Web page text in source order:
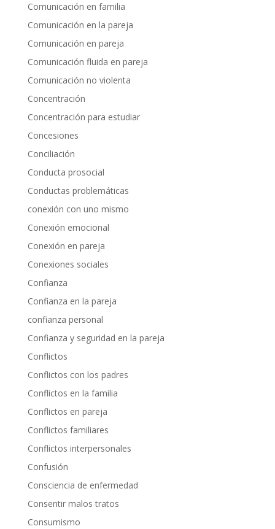
Comunicación en familia
Comunicación en la pareja
Comunicación en pareja
Comunicación fluida en pareja
Comunicación no violenta
Concentración
Concentración para estudiar
Concesiones
Conciliación
Conducta prosocial
Conductas problemáticas
conexión con uno mismo
Conexión emocional
Conexión en pareja
Conexiones sociales
Confianza
Confianza en la pareja
confianza personal
Confianza y seguridad en la pareja
Conflictos
Conflictos con los padres
Conflictos en la familia
Conflictos en pareja
Conflictos familiares
Conflictos interpersonales
Confusión
Consciencia de enfermedad
Consentir malos tratos
Consumismo